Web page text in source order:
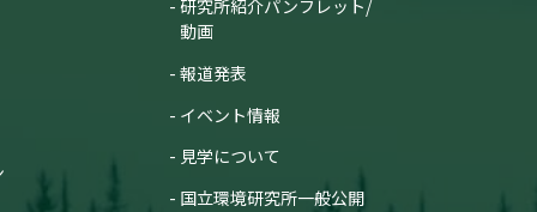
研究所紹介パンフレット/
動画
報道発表
イベント情報
見学について
国立環境研究所一般公開